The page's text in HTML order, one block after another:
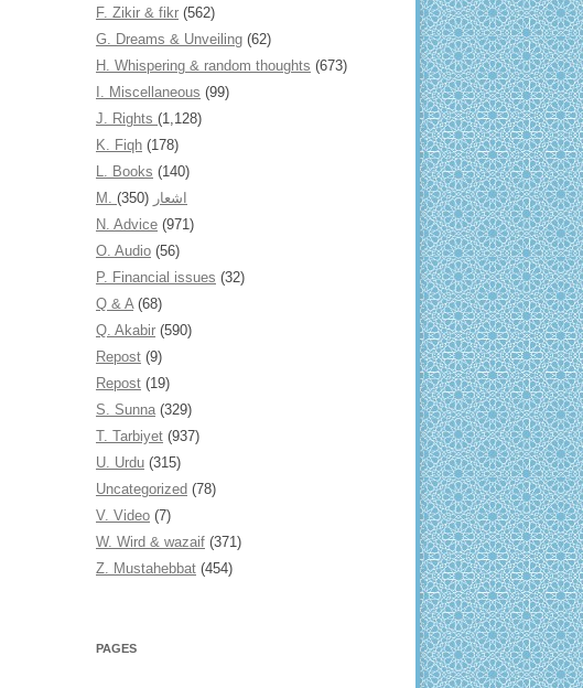
F. Zikir & fikr (562)
G. Dreams & Unveiling (62)
H. Whispering & random thoughts (673)
I. Miscellaneous (99)
J. Rights (1,128)
K. Fiqh (178)
L. Books (140)
M. اشعار (350)
N. Advice (971)
O. Audio (56)
P. Financial issues (32)
Q & A(68)
Q. Akabir (590)
Repost (9)
Repost (19)
S. Sunna (329)
T. Tarbiyet (937)
U. Urdu (315)
Uncategorized (78)
V. Video (7)
W. Wird & wazaif (371)
Z. Mustahebbat (454)
PAGES